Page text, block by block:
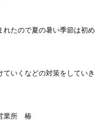
れたので夏の暑い季節は初め
いくなどの対策をしていき
椿